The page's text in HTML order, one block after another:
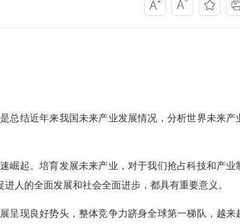
总结近年来我国未来产业发展情况，分析世界未来产
起。培育发展未来产业，对于我们抢占科技和产业
人的全面发展和社会全面进步，都具有重要意义。
呈现良好势头，整体竞争力跻身全球第一梯队，越来